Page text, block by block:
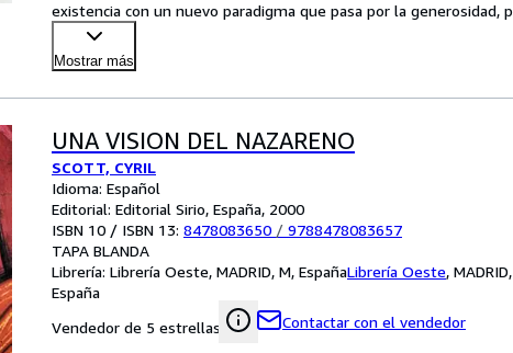
existencia con un nuevo paradigma que pasa por la
Mostrar más
UNA VISION DEL NAZARENO
SCOTT, CYRIL
Idioma: Español
Editorial: Editorial Sirio, España, 2000
ISBN 10 / ISBN 13: 8478083650 / 9788478083657
TAPA BLANDA
Librería: Librería Oeste, MADRID, M, EspañaLibrería Oeste,
España
Vendedor de 5 estrellas
Contactar con el vendedor